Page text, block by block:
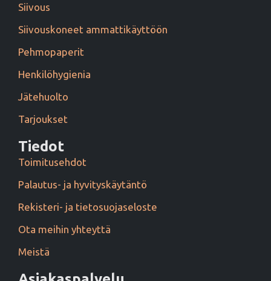
Siivous
Siivouskoneet ammattikäyttöön
Pehmopaperit
Henkilöhygienia
Jätehuolto
Tarjoukset
Tiedot
Toimitusehdot
Palautus- ja hyvityskäytäntö
Rekisteri- ja tietosuojaseloste
Ota meihin yhteyttä
Meistä